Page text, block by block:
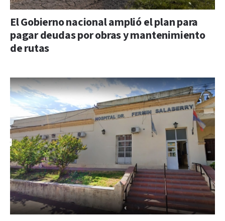
El Gobierno nacional amplió el plan para
pagar deudas por obras y mantenimiento
de rutas